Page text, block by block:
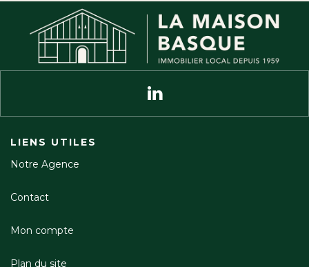
LIENS UTILES
Notre Agence
Contact
Mon compte
Plan du site